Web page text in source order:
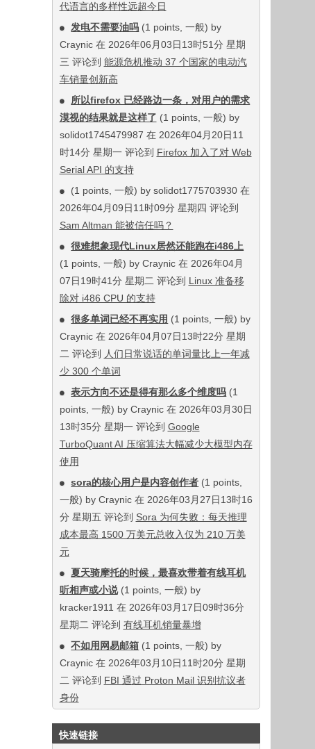
代语言的多样性远超今日
发电不需要油吗 (1 points, 一般) by
Craynic 在 2026年06月03日13时51分 星期
三 评论到 能源危机推动 37 个国家的电动汽
车销量创新高
所以firefox 已经路边一条，对用户的需求
漠视的结果就是这样了 (1 points, 一般) by
solidot1745479987 在 2026年04月20日11
时14分 星期一 评论到 Firefox 加入了对 Web
Serial API 的支持
(1 points, 一般) by solidot1775703930 在
2026年04月09日11时09分 星期四 评论到
Sam Altman 能被信任吗？
很难想象现代Linux居然还能跑在i486上
(1 points, 一般) by Craynic 在 2026年04月
07日19时41分 星期二 评论到 Linux 准备移
除对 i486 CPU 的支持
很多单词已经不再实用 (1 points, 一般) by
Craynic 在 2026年04月07日13时22分 星期
二 评论到
人们日常说话的单词量比上一年减
少 300 个单词
表示方向不还是得有那么多个维度吗 (1
points, 一般) by Craynic 在 2026年03月30日
13时35分 星期一 评论到 Google
TurboQuant AI 压缩算法大幅减少大模型内存
使用
sora的核心用户是内容创作者 (1 points,
一般) by Craynic 在 2026年03月27日13时16
分 星期五 评论到 Sora 为何失败：每天推理
成本最高 1500 万美元总收入仅为 210 万美
元
夏天骑摩托的时候，最喜欢带着有线耳机
听相声或小说(1 points, 一般) by
kracker1911 在 2026年03月17日09时36分
星期二 评论到 有线耳机销量暴增
不如用网易邮箱 (1 points, 一般) by
Craynic 在 2026年03月10日11时20分 星期
二 评论到 FBI 通过 Proton Mail 识别抗议者
身份
快速链接